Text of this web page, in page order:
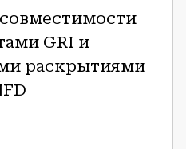
GRI и
раскрытиями